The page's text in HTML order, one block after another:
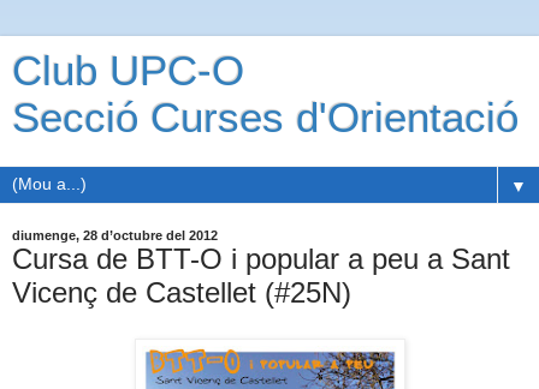
Club UPC-O
Secció Curses d'Orientació
▼
diumenge, 28 d’octubre del 2012
Cursa de BTT-O i popular a peu a Sant
Vicenç de Castellet (#25N)